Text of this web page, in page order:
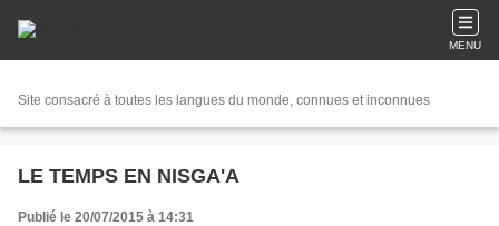
MENU
Site consacré à toutes les langues du monde, connues et inconnues
LE TEMPS EN NISGA'A
Publié le 20/07/2015 à 14:31